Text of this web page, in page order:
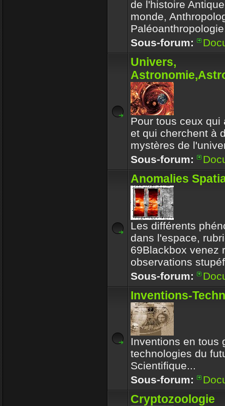
de l'histoire
monde,
Sous-forum:
Univers,
Pour tous ceux qui
et qui cherchent à
mystères de
Sous-forum:
Anomalies
Les différents
dans l'espace,
69Blackbox venez
observations
Sous-forum:
Inventions-
Inventions en tous
technologies du
Scientifique...
Sous-forum:
Cryptozoologie